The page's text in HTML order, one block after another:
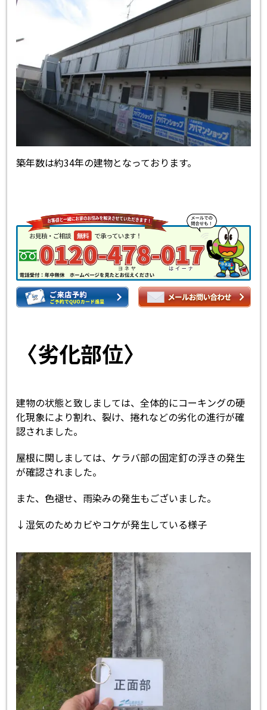
アパート・マンション修繕
見積もりシミュレーション
築年数は約34年の建物となっております。
〈劣化部位〉
建物の状態と致しましては、全体的にコーキングの硬
化現象により割れ、裂け、捲れなどの劣化の進行が確
認されました。
屋根に関しましては、ケラバ部の固定釘の浮きの発生
が確認されました。
また、色褪せ、雨染みの発生もございました。
↓湿気のためカビやコケが発生している様子